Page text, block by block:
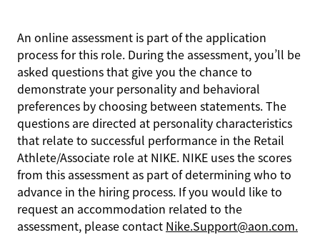
An online assessment is part of the application
process for this role. During the assessment, you’ll be
asked questions that give you the chance to
demonstrate your personality and behavioral
preferences by choosing between statements. The
questions are directed at personality characteristics
that relate to successful performance in the Retail
Athlete/Associate role at NIKE. NIKE uses the scores
from this assessment as part of determining who to
advance in the hiring process. If you would like to
request an accommodation related to the
assessment, please contact Nike.Support@aon.com.